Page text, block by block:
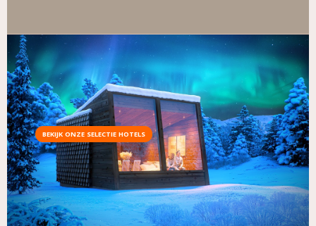
BEKIJK ONZE SELECTIE HOTELS